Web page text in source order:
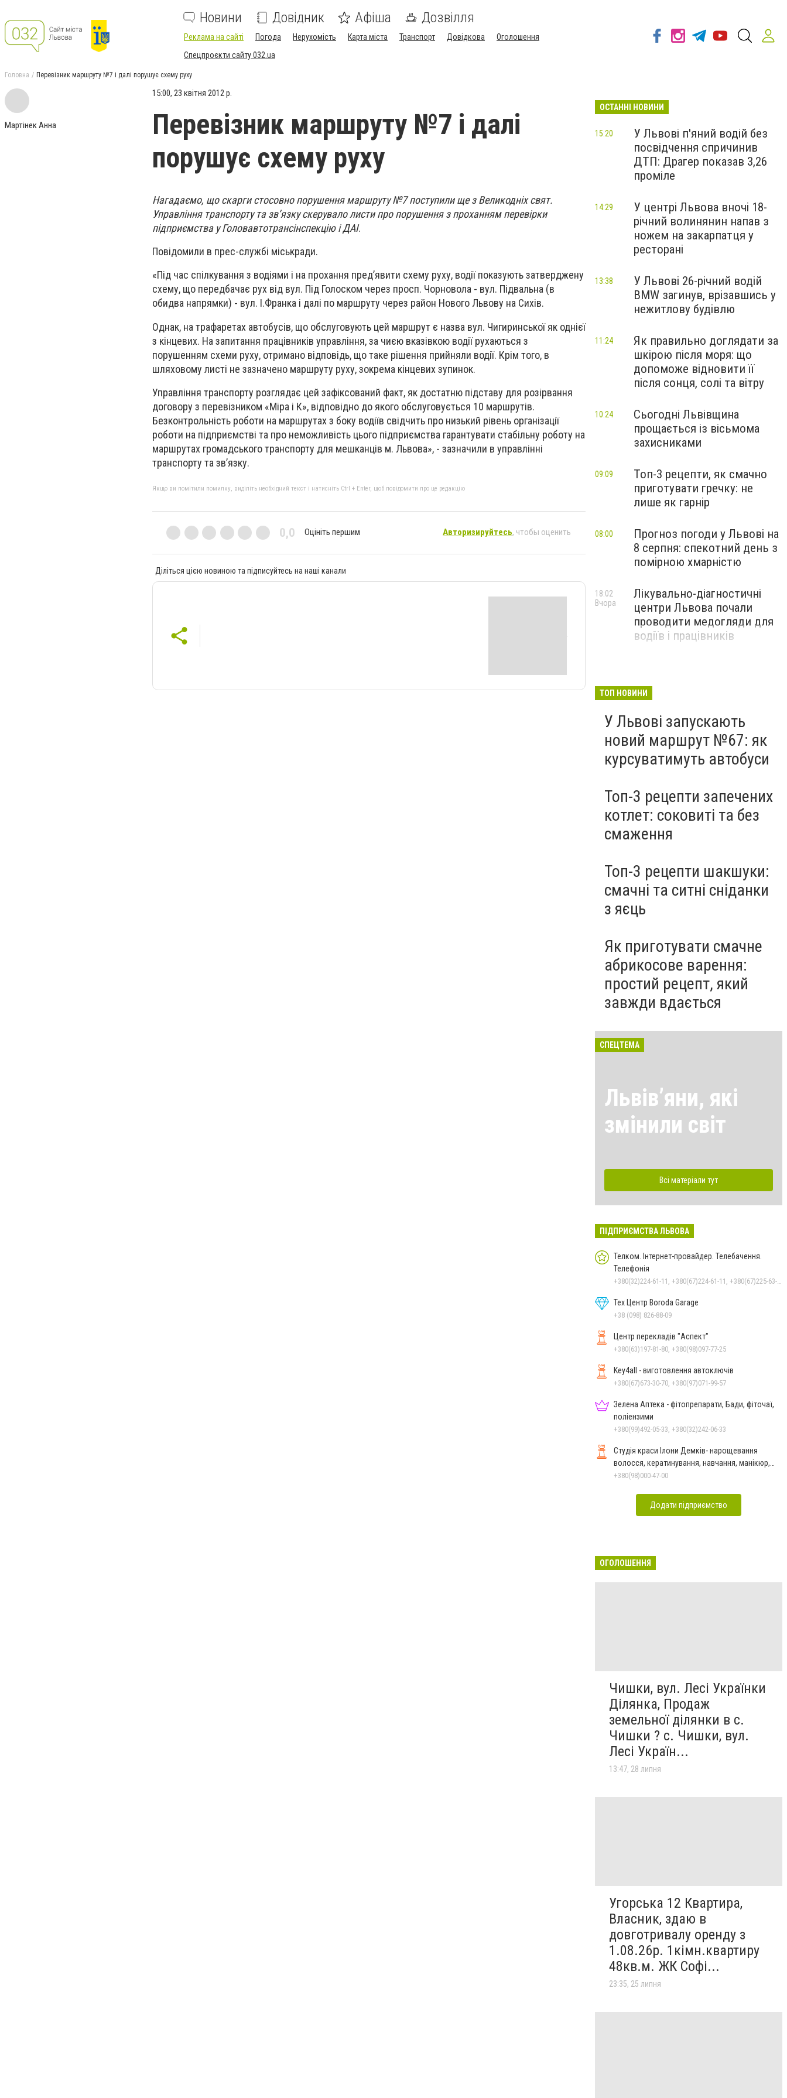
Новини Довідник Афіша Дозвілля
Реклама на сайті Погода Нерухомість Карта міста Транспорт Довідкова
Оголошення
Спецпроєкти сайту 032.ua
Головна Перевізник маршруту №7 і далі порушує схему руху
Мартінек Анна
15:00, 23 квітня 2012 р.
Перевізник маршруту №7 і далі
порушує схему руху
Нагадаємо, що скарги стосовно порушення маршруту №7 поступили ще з Великодніх свят.
Управління транспорту та зв’язку скерувало листи про порушення з проханням перевірки
підприємства у Головавтотрансінспекцію і ДАІ.
Повідомили в прес-службі міськради.
«Під час спілкування з водіями і на прохання пред’явити схему руху, водії показують затверджену
схему, що передбачає рух від вул. Під Голоском через просп. Чорновола - вул. Підвальна (в
обидва напрямки) - вул. І.Франка і далі по маршруту через район Нового Львову на Сихів.
Однак, на трафаретах автобусів, що обслуговують цей маршрут є назва вул. Чигиринської як однієї
з кінцевих. На запитання працівників управління, за чиєю вказівкою водії рухаються з
порушенням схеми руху, отримано відповідь, що таке рішення прийняли водії. Крім того, в
шляховому листі не зазначено маршруту руху, зокрема кінцевих зупинок.
Управління транспорту розглядає цей зафіксований факт, як достатню підставу для розірвання
договору з перевізником «Міра і К», відповідно до якого обслуговується 10 маршрутів.
Безконтрольність роботи на маршрутах з боку водіїв свідчить про низький рівень організації
роботи на підприємстві та про неможливість цього підприємства гарантувати стабільну роботу на
маршрутах громадського транспорту для мешканців м. Львова», - зазначили в управлінні
транспорту та зв’язку.
Якщо ви помітили помилку, виділіть необхідний текст і натисніть Ctrl + Enter, щоб повідомити про це редакцію
0,0 Оцініть першим Авторизируйтесь, чтобы оценить
Діліться цією новиною та підписуйтесь на наші канали
ОСТАННІ НОВИНИ
У Львові п'яний водій без
посвідчення спричинив
ДТП: Драгер показав 3,26
проміле
15:20
У центрі Львова вночі 18-
річний волинянин напав з
ножем на закарпатця у
ресторані
14:29
У Львові 26-річний водій
BMW загинув, врізавшись у
нежитлову будівлю
13:38
Як правильно доглядати за
шкірою після моря: що
допоможе відновити її
після сонця, солі та вітру
11:24
Сьогодні Львівщина
прощається із вісьмома
захисниками
10:24
Топ-3 рецепти, як смачно
приготувати гречку: не
лише як гарнір
09:09
Прогноз погоди у Львові на
8 серпня: спекотний день з
помірною хмарністю
08:00
Лікувально-діагностичні
центри Львова почали
проводити медогляди для
водіїв і працівників
18:02
Вчора
ТОП НОВИНИ
У Львові запускають
новий маршрут №67: як
курсуватимуть автобуси
Топ-3 рецепти запечених
котлет: соковиті та без
смаження
Топ-3 рецепти шакшуки:
смачні та ситні сніданки
з яєць
Як приготувати смачне
абрикосове варення:
простий рецепт, який
завжди вдається
СПЕЦТЕМА
Львівʼяни, які
змінили світ
Всі матеріали тут
ПІДПРИЄМСТВА ЛЬВОВА
Телком. Інтернет-провайдер. Телебачення.
Телефонія
Тех Центр Boroda Garage
+38 (098) 826-88-09
Центр перекладів "Аспект"
+380(63)197-81-80, +380(98)097-77-25
Key4all - виготовлення автоключів
+380(67)673-30-70, +380(97)071-99-57
Зелена Аптека - фітопрепарати, Бади, фіточаї,
поліензими
+380(99)492-05-33, +380(32)242-06-33
Студія краси Ілони Демків- нарощевання
волосся, кератинування, навчання, манікюр,
педикюр, перманент
+380(98)000-47-00
Додати підприємство
ОГОЛОШЕННЯ
Чишки, вул. Лесі Українки
Ділянка, Продаж
земельної ділянки в с.
Чишки ? с. Чишки, вул.
Лесі Україн...
13:47, 28 липня
Угорська 12 Квартира,
Власник, здаю в
довготривалу оренду з
1.08.26р. 1кімн.квартиру
48кв.м. ЖК Софі...
23:35, 25 липня